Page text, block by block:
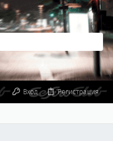
Вход Регистрация